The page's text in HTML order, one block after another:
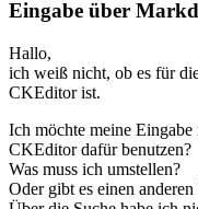
Eingabe über
Hallo,
ich weiß nicht, ob es für
CKEditor ist.
Ich möchte meine
CKEditor dafür benutzen?
Was muss ich umstellen?
Oder gibt es einen anderen